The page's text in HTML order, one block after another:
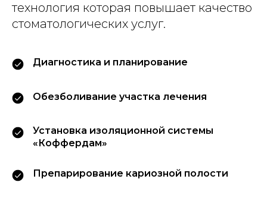
технология которая повышает качество
стоматологических услуг.
Диагностика и планирование
Обезболивание участка лечения
Установка изоляционной системы
«Коффердам»
Препарирование кариозной полости